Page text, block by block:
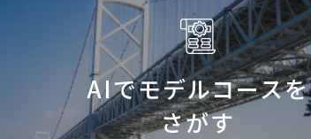
AIでモデルコースを
さがす